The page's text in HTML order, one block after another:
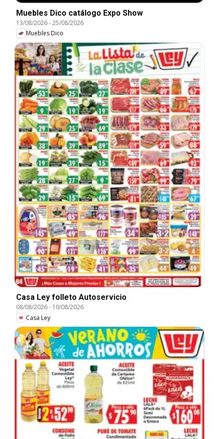
Muebles Dico catálogo Expo Show
13/08/2026-25/08/2026
Muebles Dico
Casa Ley folleto Autoservicio
08/08/2026- 10/08/2026
Casa Ley